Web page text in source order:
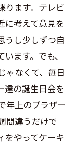
ります。テレビ
に考えて意見を
うし少しずつ自
ます。でも、
ゃなくて、毎日
達の誕生日会を
年上のブラザー
間違うだけで
をやってケーキ